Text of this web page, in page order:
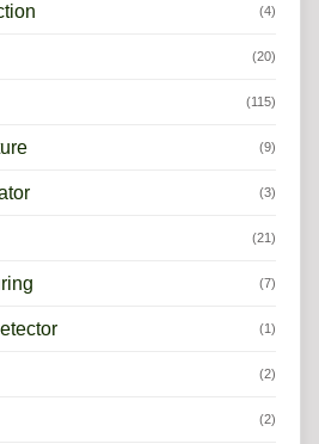
(4)
(20)
(115)
(9)
(3)
(21)
(7)
(1)
(2)
(2)